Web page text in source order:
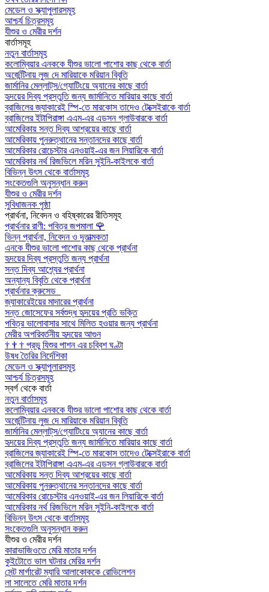
মেডেল ও স্ক্যাপুলারসমূহ
আশ্চর্য চিত্রসমূহ
যীশুর ও মেরীর দর্শন
বার্তাসমূহ
নতুন বার্তাসমূহ
কলোম্বিয়ার এনককে যীশুর ভালো পাশোর কাছ থেকে বার্তা
অর্জেন্টিনায় লুজ দে মারিয়াকে মরিয়ান বিবৃতি
জার্মানির মেল্লাট্‌স/গ্যোটিংয়ে অ্যানের কাছে বার্তা
হৃদয়ের দিব্য প্রস্তুতি জন্য জার্মানিতে মারিয়ার কাছে বার্তা
ব্রাজিলের জ্যাকারেই স্পি-তে মারকোস তাদেও টেক্সেইরাকে বার্তা
ব্রাজিলের ইটাপিরাঙ্গা এএম-এর এডসন গ্লাউবারকে বার্তা
আমেরিকায় সন্ত দিব্য আশ্রয়ের কাছে বার্তা
আমেরিকায় পুনরুত্থানের সন্তানদের কাছে বার্তা
আমেরিকার রোচেস্টার এনওয়াই-এর জন লিয়ারিকে বার্তা
আমেরিকার নর্থ রিজভিলে মরিন সুইনি-কাইলকে বার্তা
বিভিন্ন উৎস থেকে বার্তাসমূহ
সংকেতগুলি অনুসন্ধান করুন
যীশুর ও মেরীর দর্শন
সুবিধাজনক পৃষ্ঠা
প্রার্থনা, নিবেদন ও বহিষ্কারের রীতিসমূহ
প্রার্থনার রাণী: পবিত্র জপমালা 🌹
ভিন্ন প্রার্থনা, নিবেদন ও দূতাত্মকতা
এনকে যীশুর ভালো পাশোর কাছ থেকে প্রার্থনা
হৃদয়ের দিব্য প্রস্তুতি জন্য প্রার্থনা
সন্ত দিব্য আশ্র্যের প্রার্থনা
অন্যান্য বিবৃতি থেকে প্রার্থনা
প্রার্থনার ক্রুসেড
জ্যাকারেইয়ের মাদারের প্রার্থনা
সন্ত জোসেফের সর্বশুদ্ধ হৃদয়ের প্রতি ভক্তি
পবিত্র ভালোবাসার সাথে মিলিত হওয়ার জন্য প্রার্থনা
মেরীর অপরিবর্তনীয় হৃদয়ের আগুন
† † † প্রভু যিশুর পাশন এর চব্বিশ ঘণ্টা
উষধ তৈরির নির্দেশিকা
মেডেল ও স্ক্যাপুলারসমূহ
আশ্চর্য চিত্রসমূহ
স্বর্গ থেকে বার্তা
নতুন বার্তাসমূহ
কলোম্বিয়ার এনককে যীশুর ভালো পাশোর কাছ থেকে বার্তা
অর্জেন্টিনায় লুজ দে মারিয়াকে মরিয়ান বিবৃতি
জার্মানির মেল্লাট্‌স/গ্যোটিংয়ে অ্যানের কাছে বার্তা
হৃদয়ের দিব্য প্রস্তুতি জন্য জার্মানিতে মারিয়ার কাছে বার্তা
ব্রাজিলের জ্যাকারেই স্পি-তে মারকোস তাদেও টেক্সেইরাকে বার্তা
ব্রাজিলের ইটাপিরাঙ্গা এএম-এর এডসন গ্লাউবারকে বার্তা
আমেরিকায় সন্ত দিব্য আশ্রয়ের কাছে বার্তা
আমেরিকায় পুনরুত্থানের সন্তানদের কাছে বার্তা
আমেরিকার রোচেস্টার এনওয়াই-এর জন লিয়ারিকে বার্তা
আমেরিকার নর্থ রিজভিলে মরিন সুইনি-কাইলকে বার্তা
বিভিন্ন উৎস থেকে বার্তাসমূহ
সংকেতগুলি অনুসন্ধান করুন
যীশুর ও মেরীর দর্শন
কারাভাজিওতে মেরি মাতার দর্শন
কুইটোতে ভাল ঘটনার মেরির দর্শন
সেন্ট মার্গারেট ম্যারি আলাকোককে রোভিলেশন
লা সালেতে মেরি মাতার দর্শন